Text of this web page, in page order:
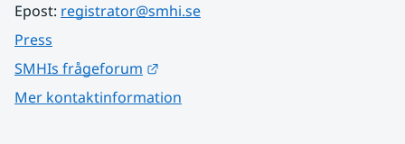
Epost: registrator@smhi.se
Press
SMHIs frågeforum
Mer kontaktinformation